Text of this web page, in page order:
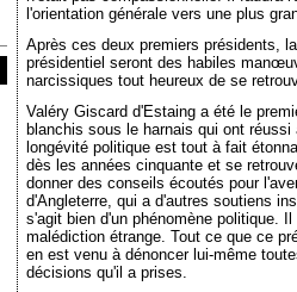
l'orientation générale vers une plus
Après ces deux premiers présidents,
présidentiel seront des habiles
narcissiques tout heureux de se
Valéry Giscard d'Estaing a été le
blanchis sous le harnais qui ont
longévité politique est tout à fait
dès les années cinquante et se
donner des conseils écoutés pour
d'Angleterre, qui a d'autres soutiens
s'agit bien d'un phénomène politique.
malédiction étrange. Tout ce que ce
en est venu à dénoncer lui-même
décisions qu'il a prises.